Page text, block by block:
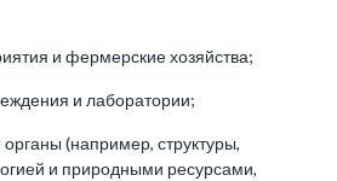
и фермерские хозяйства;
и лаборатории;
(например, структуры,
и природными ресурсами,